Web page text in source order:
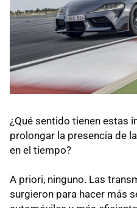
¿Qué sentido tienen estas
prolongar la presencia de
en el tiempo?
A priori, ninguno. Las
surgieron para hacer más